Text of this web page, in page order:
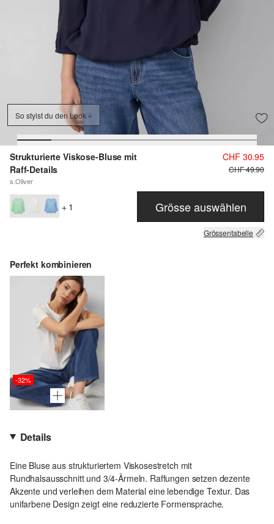
So stylst du den Look
Strukturierte Viskose-Bluse mit
Raff-Details
s.Oliver
CHF 30.95
CHF 49.90
+ 1 Grösse auswählen
Grössentabelle
Perfekt kombinieren
-32%
Details
Eine Bluse aus strukturiertem Viskosestretch mit
Rundhalsausschnitt und 3/4-Ärmeln. Raffungen setzen dezente
Akzente und verleihen dem Material eine lebendige Textur. Das
unifarbene Design zeigt eine reduzierte Formensprache.